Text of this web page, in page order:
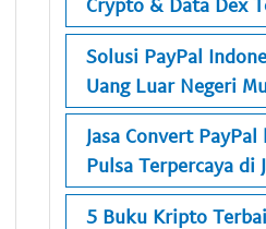
Crypto & Data Dex
Solusi PayPal
Uang Luar Negeri
Jasa Convert
Pulsa Terpercaya di
5 Buku Kripto